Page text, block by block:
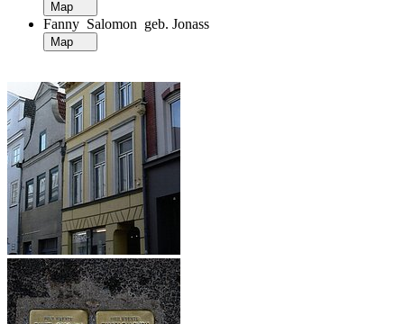
Fanny Salomon geb. Jonass